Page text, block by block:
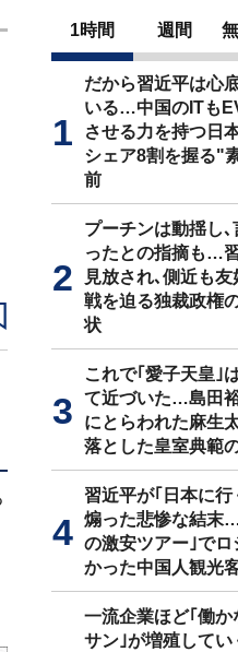
1時間 週間
だから習近平は心
いる…中国のITも
させる力を持つ日
シェア8割を握る"
前
プーチンは動揺し､
ったとの指摘も…
見放され､側近も
戦を迫る独裁政権
状
これで｢愛子天皇｣
て近づいた…島田
にとらわれた麻生
落とした皇室典範
習近平が｢日本に行
煽った悲惨な結末
の激安ツアー｣でロ
かった中国人観光
一流企業ほど｢働か
サン｣が増殖して